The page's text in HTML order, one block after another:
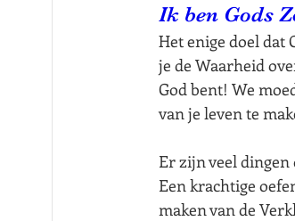
Ik ben Gods
Het enige doel dat
je de Waarheid
God bent! We
van je leven te
Er zijn veel
Een krachtige
maken van de